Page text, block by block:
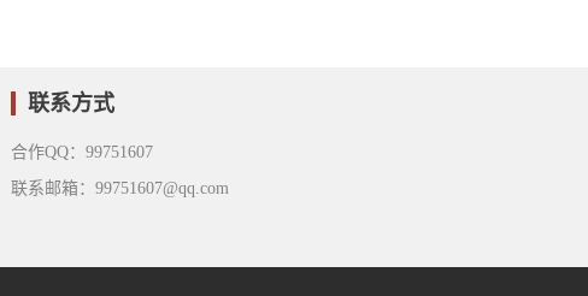
联系方式
合作QQ：99751607
联系邮箱：99751607@qq.com